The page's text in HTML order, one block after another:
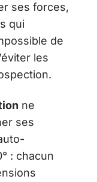
ses forces,
qui
de
les
ne
ses
: chacun